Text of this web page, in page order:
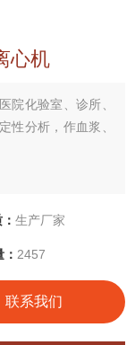
心机
院化验室、诊所、
性分析，作血浆、
生产厂家
2457
联系我们